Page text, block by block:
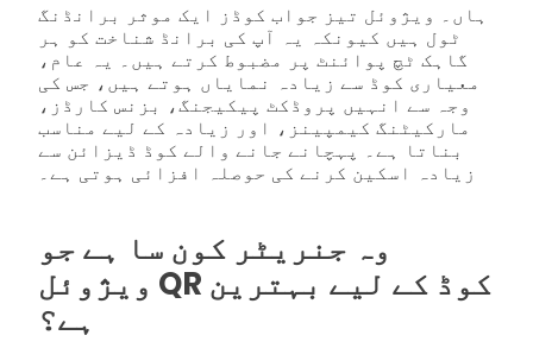
ہاں۔ ویژوئل تیز جواب کوڈز ایک موثر برانڈنگ
ٹول ہیں کیونکہ یہ آپ کی برانڈ شناخت کو ہر
گاہک ٹچ پوائنٹ پر مضبوط کرتے ہیں۔ یہ عام،
معیاری کوڈ سے زیادہ نمایاں ہوتے ہیں، جس کی
وجہ سے انہیں پروڈکٹ پیکیجنگ، بزنس کارڈز،
مارکیٹنگ کیمپینز، اور زیادہ کے لیے مناسب
بناتا ہے۔ پہچانے جانے والے کوڈ ڈیزائن سے
زیادہ اسکین کرنے کی حوصلہ افزائی ہوتی ہے۔
وہ جنریٹر کون سا ہے جو
ویژوئل QR کوڈ کے لیے بہترین
ہے؟